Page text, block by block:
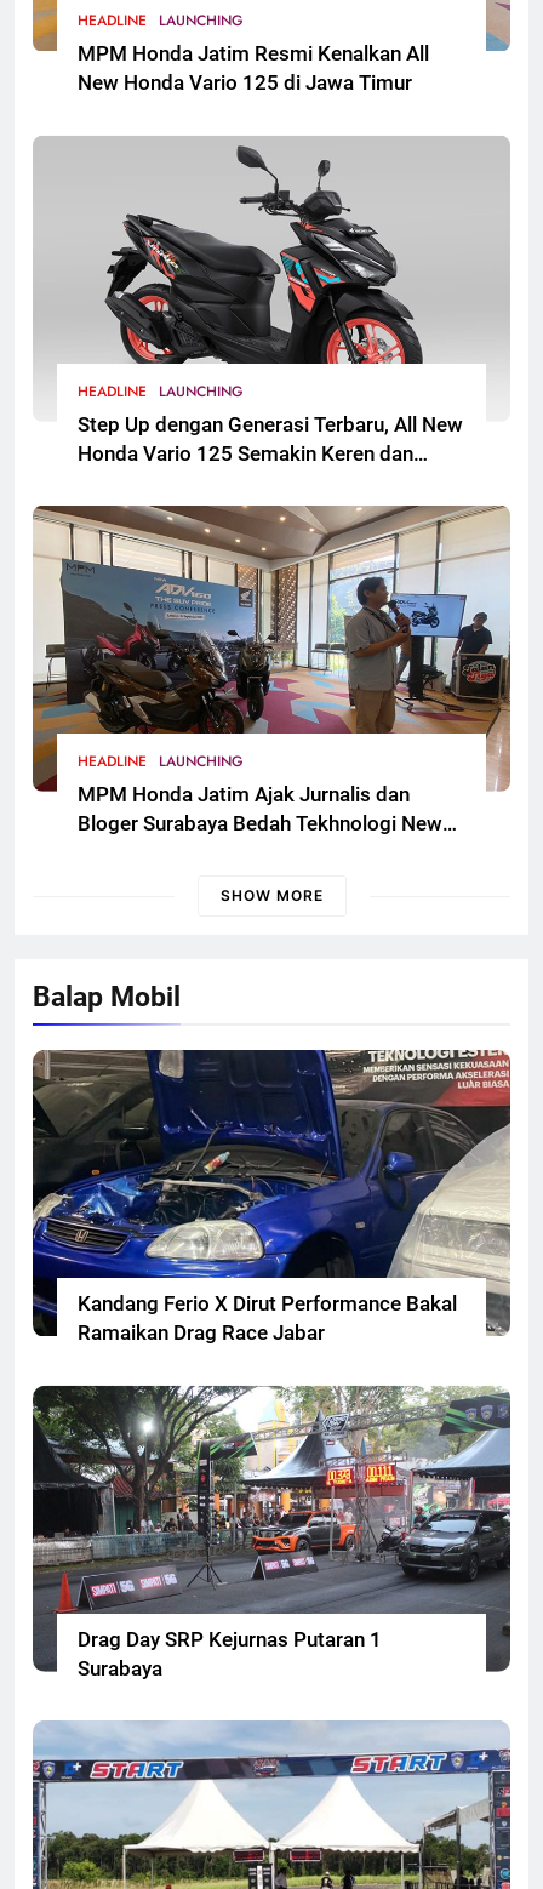
HEADLINE LAUNCHING
MPM Honda Jatim Resmi Kenalkan All
New Honda Vario 125 di Jawa Timur
HEADLINE LAUNCHING
Step Up dengan Generasi Terbaru, All New
Honda Vario 125 Semakin Keren dan
Jawa Timur
HEADLINE LAUNCHING
MPM Honda Jatim Ajak Jurnalis dan
Bloger Surabaya Bedah Tekhnologi New
SHOW MORE
Balap Mobil
Kandang Ferio X Dirut Performance Bakal
Ramaikan Drag Race Jabar
Drag Day SRP Kejurnas Putaran 1
Surabaya